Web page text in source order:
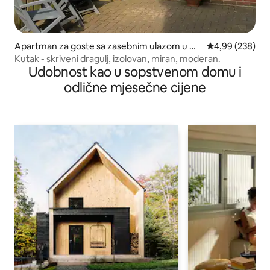
Apartman za goste sa zasebnim ulazom u mj
estu Sowerby
prosječna
4,99 (238)
Kutak - skriveni dragulj, izolovan, miran, moderan.
Udobnost kao u sopstvenom domu i
odlične mjesečne cijene